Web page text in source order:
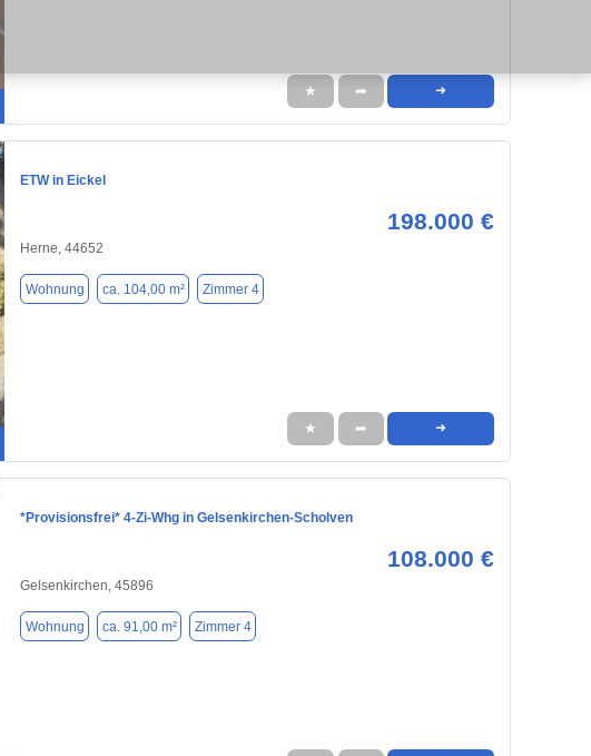
★ ➦ ➜
ETW in Eickel
198.000 €
Herne, 44652
Wohnung ca. 104,00 m² Zimmer 4
★ ➦ ➜
*Provisionsfrei* 4-Zi-Whg in Gelsenkirchen-Scholven
108.000 €
Gelsenkirchen, 45896
Wohnung ca. 91,00 m² Zimmer 4